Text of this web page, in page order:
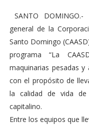
SANTO
general de la
Santo Domingo
programa “La
maquinarias pesadas
con el propósito de
la calidad de vida
capitalino.
Entre los equipos que